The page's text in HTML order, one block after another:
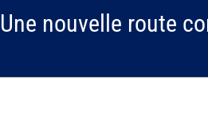
Une nouvelle route